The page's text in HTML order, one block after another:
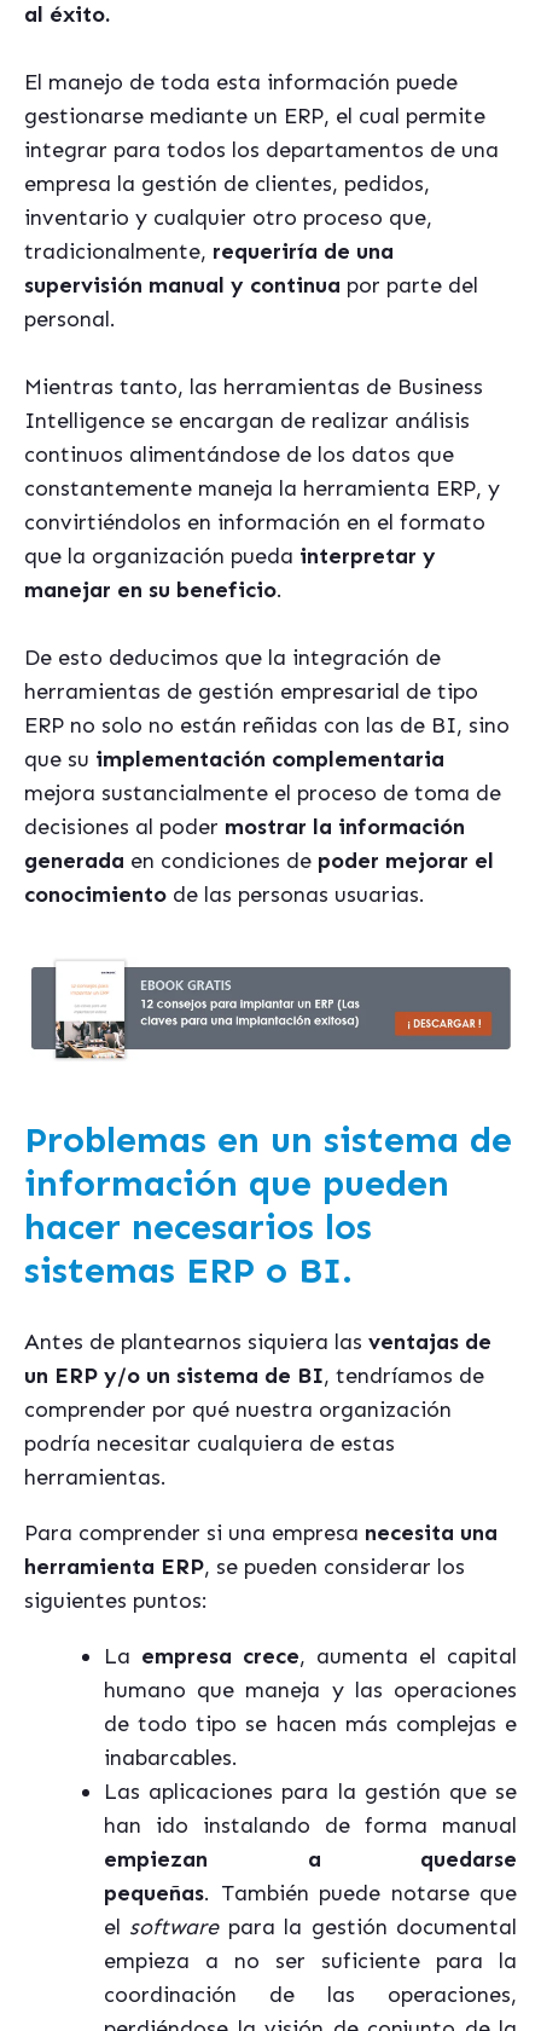
al éxito.
El manejo de toda esta información puede
gestionarse mediante un ERP, el cual permite
integrar para todos los departamentos de una
empresa la gestión de clientes, pedidos,
inventario y cualquier otro proceso que,
tradicionalmente, requeriría de una
supervisión manual y continua por parte del
personal.
Mientras tanto, las herramientas de Business
Intelligence se encargan de realizar análisis
continuos alimentándose de los datos que
constantemente maneja la herramienta ERP, y
convirtiéndolos en información en el formato
que la organización pueda interpretar y
manejar en su beneficio.
De esto deducimos que la integración de
herramientas de gestión empresarial de tipo
ERP no solo no están reñidas con las de BI, sino
que su implementación complementaria
mejora sustancialmente el proceso de toma de
decisiones al poder mostrar la información
generada en condiciones de poder mejorar el
conocimiento de las personas usuarias.
Problemas en un sistema de
información que pueden
hacer necesarios los
sistemas ERP o BI.
Antes de plantearnos siquiera las ventajas de
un ERP y/o un sistema de BI, tendríamos de
comprender por qué nuestra organización
podría necesitar cualquiera de estas
herramientas.
Para comprender si una empresa necesita una
herramienta ERP, se pueden considerar los
siguientes puntos:
La empresa crece, aumenta el capital
humano que maneja y las operaciones
de todo tipo se hacen más complejas e
inabarcables.
Las aplicaciones para la gestión que se
han ido instalando de forma manual
empiezan a quedarse
pequeñas. También puede notarse que
el software para la gestión documental
empieza a no ser suficiente para la
coordinación de las operaciones,